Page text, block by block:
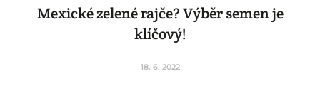
Mexické zelené rajče? Výběr semen je
klíčový!
18. 6. 2022